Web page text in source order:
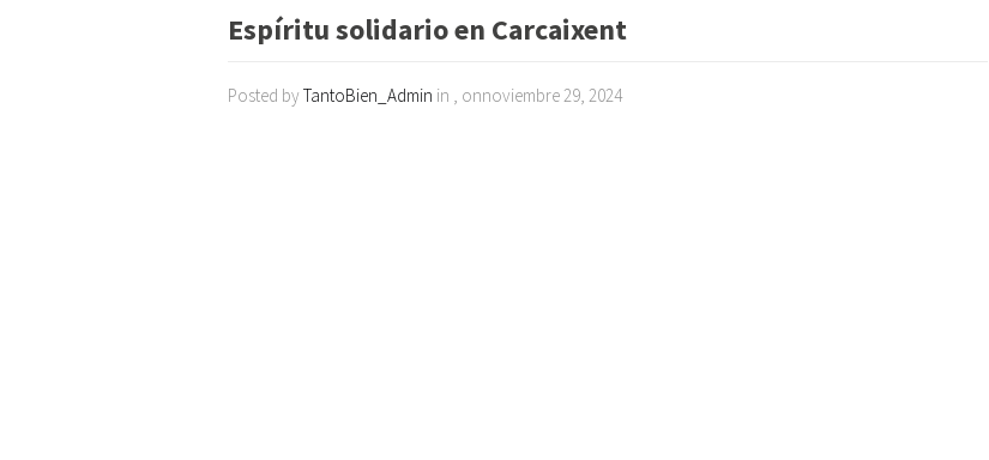
Espíritu solidario en Carcaixent
Posted by TantoBien_Admin in , onnoviembre 29, 2024